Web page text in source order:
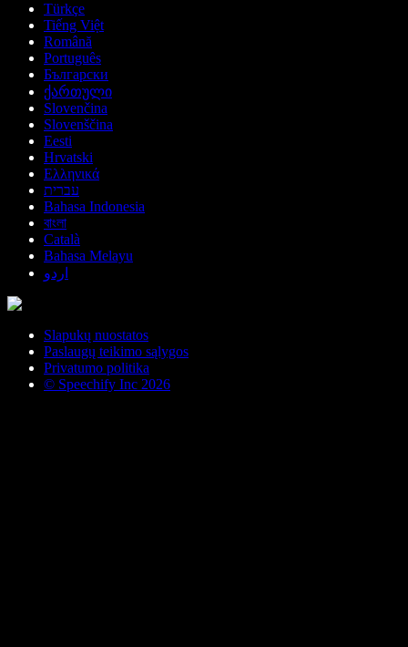
Türkçe
Tiếng Việt
Română
Português
Български
ქართული
Slovenčina
Slovenščina
Eesti
Hrvatski
Ελληνικά
עברית
Bahasa Indonesia
বাংলা
Català
Bahasa Melayu
اردو
Slapukų nuostatos
Paslaugų teikimo sąlygos
Privatumo politika
© Speechify Inc 2026